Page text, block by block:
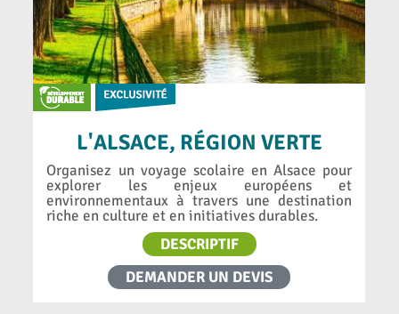
L'ALSACE, RÉGION VERTE
Organisez un voyage scolaire en Alsace pour
explorer les enjeux européens et
environnementaux à travers une destination
riche en culture et en initiatives durables.
DESCRIPTIF
DEMANDER UN DEVIS